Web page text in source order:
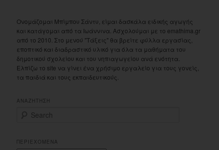
Ονομάζομαι Μπίμπου Σάντυ, είμαι δασκάλα ειδικής αγωγής
και κατάγομαι από τα Ιωάννινα. Ασχολούμαι με το emathima.gr
από το 2010. Στο μενού "Τάξεις" θα βρείτε φύλλα εργασίας,
εποπτικό και διαδραστικό υλικό για όλα τα μαθήματα του
δημοτικού σχολείου και του νηπιαγωγείου ανά ενότητα.
Ελπίζω το site να γίνει ένα χρήσιμο εργαλείο για τους γονείς,
τα παιδιά και τους εκπαιδευτικούς.
ΑΝΑΖΗΤΗΣΗ
rΠΕΡΙΕΧΟΜΕΝΑ